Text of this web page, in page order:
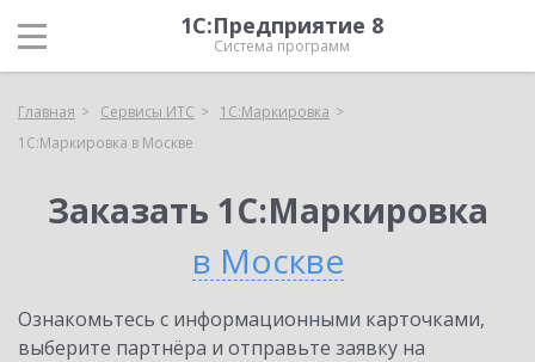
1С:Предприятие 8
Система программ
Главная Сервисы ИТС
1С:Маркировка
1С:Маркировка в Москве
Заказать 1С:Маркировка
в Москве
Ознакомьтесь с информационными карточками,
выберите партнёра и отправьте заявку на